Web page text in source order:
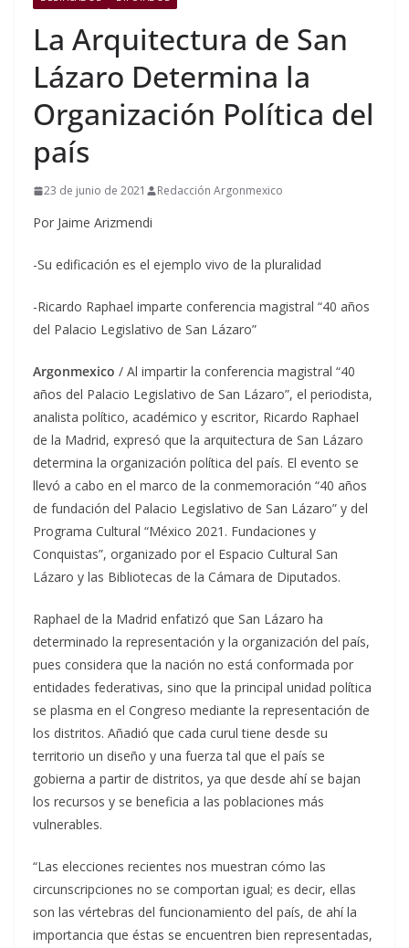
La Arquitectura de San
Lázaro Determina la
Organización Política del
país
23 de junio de 2021 Redacción Argonmexico
Por Jaime Arizmendi
-Su edificación es el ejemplo vivo de la pluralidad
-Ricardo Raphael imparte conferencia magistral “40 años
del Palacio Legislativo de San Lázaro”
Argonmexico / Al impartir la conferencia magistral “40
años del Palacio Legislativo de San Lázaro”, el periodista,
analista político, académico y escritor, Ricardo Raphael
de la Madrid, expresó que la arquitectura de San Lázaro
determina la organización política del país. El evento se
llevó a cabo en el marco de la conmemoración “40 años
de fundación del Palacio Legislativo de San Lázaro” y del
Programa Cultural “México 2021. Fundaciones y
Conquistas”, organizado por el Espacio Cultural San
Lázaro y las Bibliotecas de la Cámara de Diputados.
Raphael de la Madrid enfatizó que San Lázaro ha
determinado la representación y la organización del país,
pues considera que la nación no está conformada por
entidades federativas, sino que la principal unidad política
se plasma en el Congreso mediante la representación de
los distritos. Añadió que cada curul tiene desde su
territorio un diseño y una fuerza tal que el país se
gobierna a partir de distritos, ya que desde ahí se bajan
los recursos y se beneficia a las poblaciones más
vulnerables.
“Las elecciones recientes nos muestran cómo las
circunscripciones no se comportan igual; es decir, ellas
son las vértebras del funcionamiento del país, de ahí la
importancia que éstas se encuentren bien representadas,